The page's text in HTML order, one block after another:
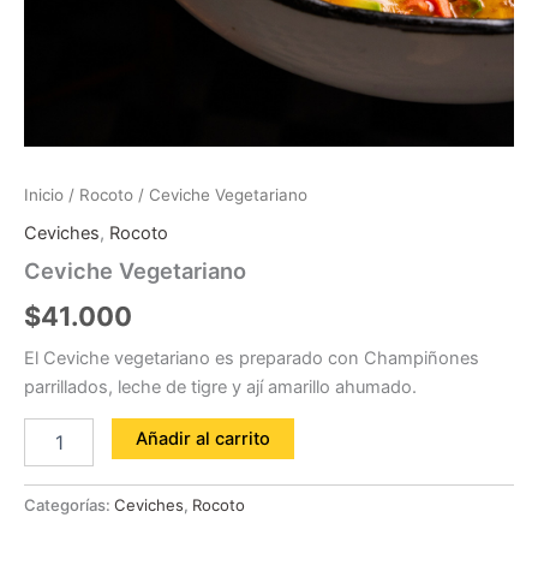
Inicio / Rocoto / Ceviche Vegetariano
Ceviches, Rocoto
Ceviche Vegetariano
$41.000
El Ceviche vegetariano es preparado con Champiñones
parrillados, leche de tigre y ají amarillo ahumado.
Añadir al carrito
Categorías: Ceviches, Rocoto